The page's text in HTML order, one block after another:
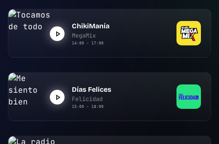
ChikiManía
MegaMix
14:00 - 17:00
Días Felices
Felicidad
15:00 - 18:00